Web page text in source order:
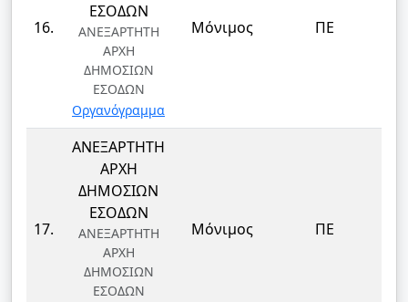
16.
ΕΣΟΔΩΝ
ΑΝΕΞΑΡΤΗΤΗ
ΑΡΧΗ
ΔΗΜΟΣΙΩΝ
ΕΣΟΔΩΝ
Οργανόγραμμα
Μόνιμος ΠΕ
17.
ΑΝΕΞΑΡΤΗΤΗ
ΑΡΧΗ
ΔΗΜΟΣΙΩΝ
ΕΣΟΔΩΝ
ΑΝΕΞΑΡΤΗΤΗ
ΑΡΧΗ
ΔΗΜΟΣΙΩΝ
ΕΣΟΔΩΝ
Μόνιμος ΠΕ